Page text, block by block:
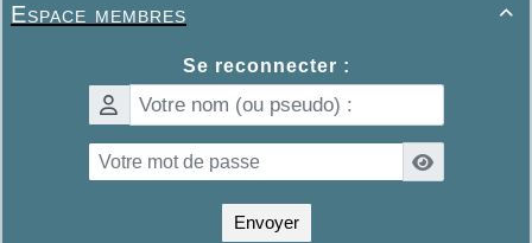

Espace membres
Se reconnecter :
Envoyer